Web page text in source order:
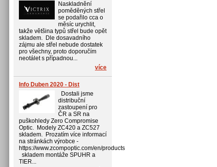
Naskladnění
poměděných střel
se podařilo cca o
měsíc urychlit,
takže většina typů střel bude opět
skladem. Dle dosavadního
zájmu ale střel nebude dostatek
pro všechny, proto doporučím
neotálet s případnou...
více
Info Duben 2020 - Dist
Dostali jsme
distribuční
zastoupení pro
ČR a SR na
puškohledy Zero Compromise
Optic. Modely ZC420 a ZC527
skladem. Prozatím více informací
na stránkách výrobce -
https://www.zcompoptic.com/en/products
skladem montáže SPUHR a
TIER...